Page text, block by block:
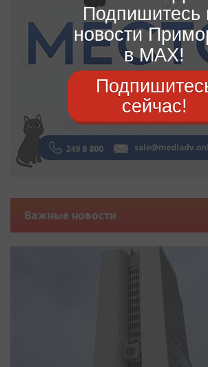
Важные новости
Подпишитесь
новости
в MAX!
сейчас!